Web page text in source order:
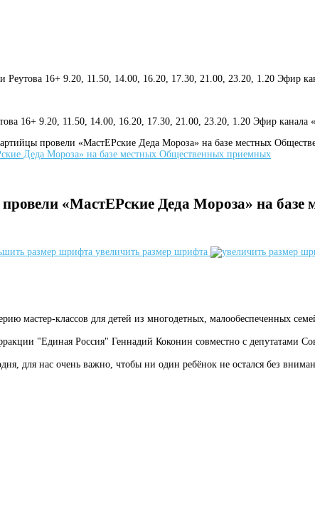
16+ 9.20, 11.50, 14.00, 16.20, 17.30, 21.00, 23.20, 1.20 Эфир
16+ 9.20, 11.50, 14.00, 16.20, 17.30, 21.00, 23.20, 1.20 Эфир канала
провели «МастЕРские Деда Мороза» на базе местных
«МастЕРские Деда Мороза» на
увеличить размер шрифта
мастер-классов для детей из многодетных, малообеспеченных
"Единая Россия" Геннадий Коконин совместно с депутатами
для нас очень важно, чтобы ни один ребёнок не остался без